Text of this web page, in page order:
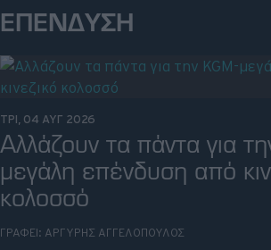
ΕΠΈΝΔΥΣΗ
ΤΡΙ, 04 ΑΥΓ 2026
Αλλάζουν τα πάντα για
μεγάλη επένδυση από
κολοσσό
ΓΡΑΦΕΙ: ΑΡΓΥΡΗΣ ΑΓΓΕΛΟΠΟΥΛΟΣ
Electric
Motorsport
Άποψη
Viral
Big Reads
Retro